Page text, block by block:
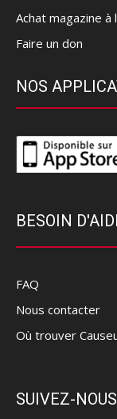
Achat magazine à
Faire un don
NOS
BESOIN
FAQ
Nous contacter
Où trouver
SUIVEZ-NOUS